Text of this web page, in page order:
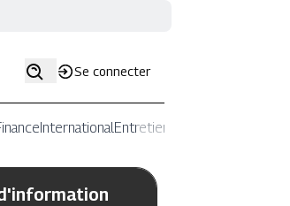
Se connecter
InternationalEntretiens